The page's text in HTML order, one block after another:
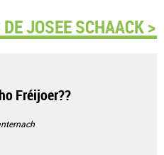
JOSEE SCHAACK >
Fréijoer??